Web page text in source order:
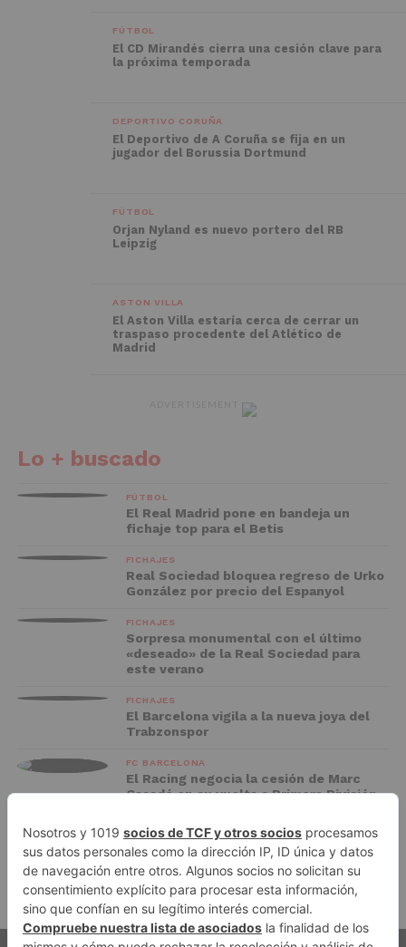
FÚTBOL
El CD Mirandés cierra una cesión clave para
la próxima temporada
DEPORTIVO CORUÑA
El Deportivo de A Coruña se fija en un
jugador del Borussia Dortmund
FÚTBOL
Orjan Nyland es nuevo portero del RB
Leipzig
ASTON VILLA
El Aston Villa estaría cerca de cerrar un
traspaso procedente del Atlético de
Madrid
Lo + buscado
FÚTBOL
El Real Madrid pone en bandeja un
fichaje top para el Betis
FICHAJES
Real Sociedad bloquea regreso de Urko
González por precio del Espanyol
FICHAJES
Sorpresa monumental con el último
«deseado» de la Real Sociedad para
este verano
FICHAJES
El Barcelona vigila a la nueva joya del
Trabzonspor
FC BARCELONA
El Racing negocia la cesión de Marc
Casadó en su vuelta a Primera División
ADVERTISEMENT